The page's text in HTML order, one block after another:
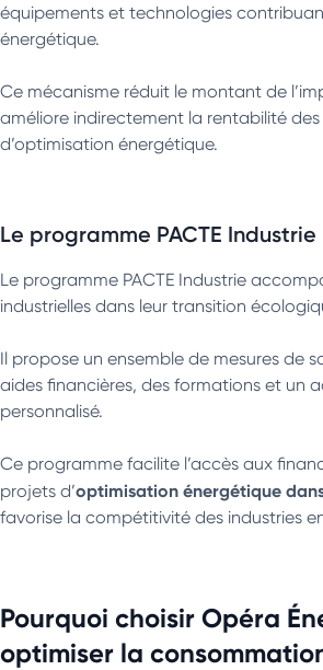
équipements et technologies
énergétique.
Ce mécanisme réduit le montant de
améliore indirectement la rentabilité
d’optimisation énergétique.
Le programme PACTE Industrie
Le programme PACTE Industrie
industrielles dans leur transition
Il propose un ensemble de mesures de
aides financières, des formations et un
personnalisé.
Ce programme facilite l’accès aux
projets d’optimisation énergétique
favorise la compétitivité des industries
Pourquoi choisir Opéra
optimiser la